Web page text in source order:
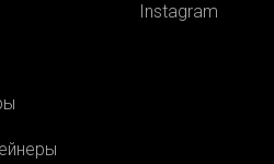
Instagram